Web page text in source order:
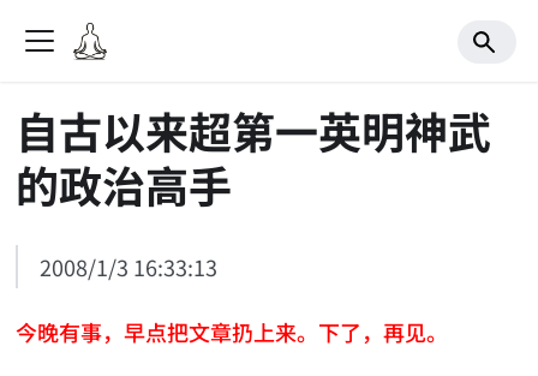
自古以来超第一英明神武
的政治高手
2008/1/3 16:33:13
今晚有事，早点把文章扔上来。下了，再见。